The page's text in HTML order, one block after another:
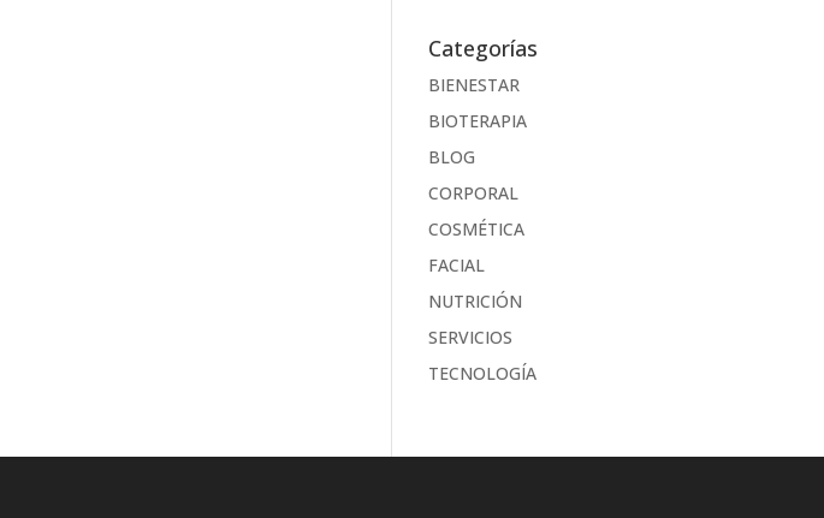
Categorías
BIENESTAR
BIOTERAPIA
BLOG
CORPORAL
COSMÉTICA
FACIAL
NUTRICIÓN
SERVICIOS
TECNOLOGÍA